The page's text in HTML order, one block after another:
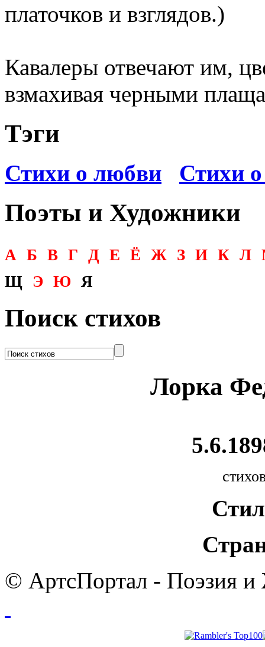
платочков и взглядов.)
Кавалеры отвечают им,
взмахивая черными
Тэги
Стихи о любви Стихи
Поэты и Художники
А Б В Г Д Е Ё Ж З И К Л
Щ
Э Ю Я
Поиск стихов
Лорка
© АртсПортал - Поэзия